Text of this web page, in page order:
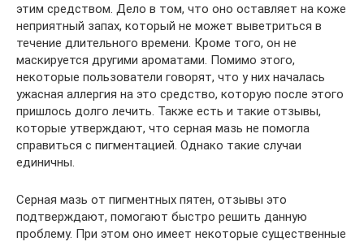
этим средством. Дело в том, что оно оставляет на коже
неприятный запах, который не может выветриться в
течение длительного времени. Кроме того, он не
маскируется другими ароматами. Помимо этого,
некоторые пользователи говорят, что у них началась
ужасная аллергия на это средство, которую после этого
пришлось долго лечить. Также есть и такие отзывы,
которые утверждают, что серная мазь не помогла
справиться с пигментацией. Однако такие случаи
единичны.
Серная мазь от пигментных пятен, отзывы это
подтверждают, помогают быстро решить данную
проблему. При этом оно имеет некоторые существенные